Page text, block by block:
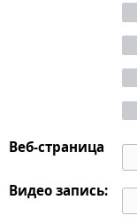
Веб-страница
Видео запись: